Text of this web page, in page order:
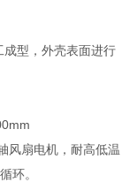
型，外壳表面进行
风扇电机，耐高低温
环。